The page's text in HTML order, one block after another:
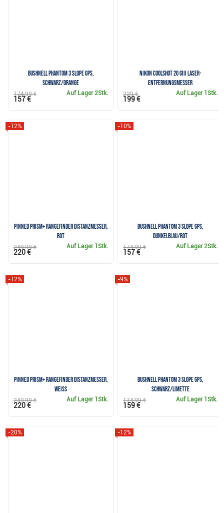
Bushnell Phantom 3 Slope GPS,
schwarz/orange
Auf Lager 2Stk.
174,99 €
157 €
Nikon Coolshot 20 GIII Laser-
Entfernungsmesser
Auf Lager 1Stk.
229 €
199 €
Pinned Prism+ Rangefinder Distanzmesser,
rot
-12%
Auf Lager 1Stk.
249,99 €
220 €
Bushnell Phantom 3 Slope GPS,
dunkelblau/rot
-10%
Auf Lager2Stk.
174,99 €
157 €
Pinned Prism+ Rangefinder Distanzmesser,
weiss
-12%
Auf Lager 1Stk.
249,99 €
220 €
Bushnell Phantom 3 Slope GPS,
schwarz/limette
-9%
Auf Lager 1Stk.
174,99 €
159 €
-20% -12%